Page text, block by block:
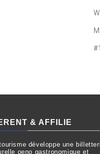
& AFFILIE
développe une
oeno gastronomique et